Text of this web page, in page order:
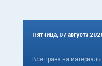
Пятница, 07 августа
Все права на